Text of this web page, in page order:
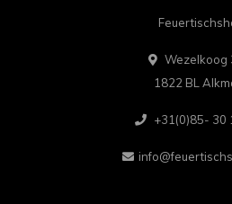
Wezelkoog
1822 BL
+31(0)85- 30